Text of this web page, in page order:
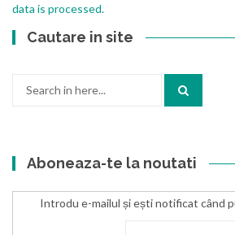
data is processed.
Cautare in site
Aboneaza-te la noutati
Introdu e-mailul și ești notificat când